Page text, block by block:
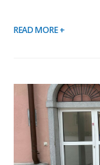
READ MORE +